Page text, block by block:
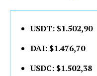
USDT: $1.502,90
DAI: $1.476,70
USDC: $1.502,38